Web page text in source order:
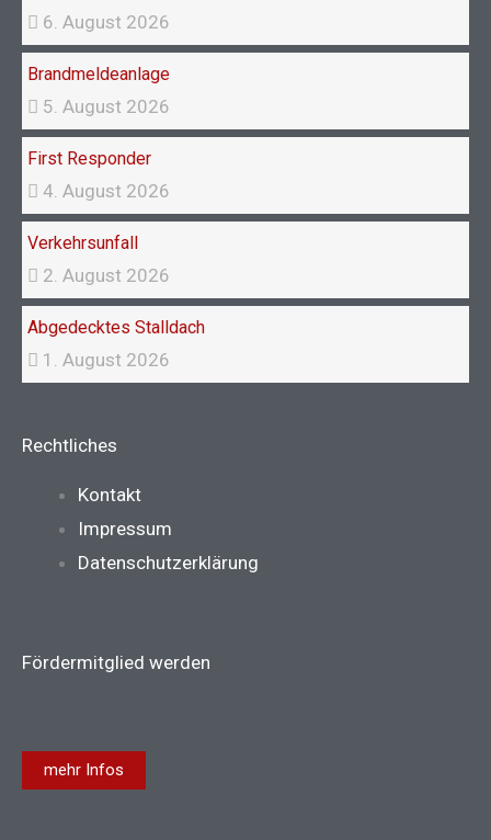
6. August 2026
Brandmeldeanlage
5. August 2026
First Responder
4. August 2026
Verkehrsunfall
2. August 2026
Abgedecktes Stalldach
1. August 2026
Rechtliches
Main
Menu
Kontakt
Impressum
Datenschutzerklärung
Fördermitglied werden
mehr Infos